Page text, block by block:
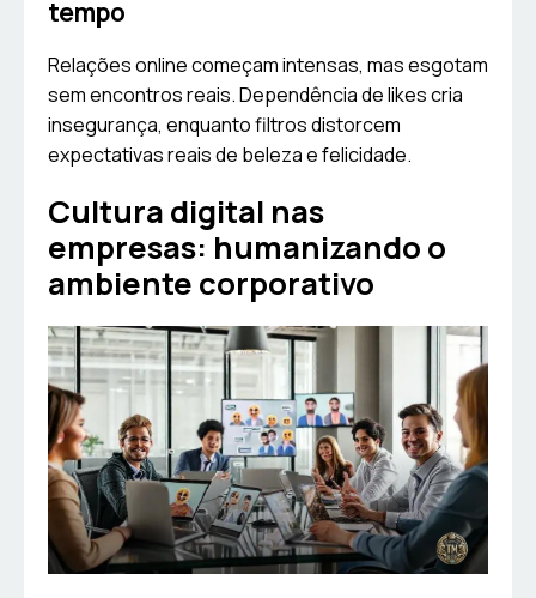
tempo
Relações online começam intensas, mas esgotam
sem encontros reais. Dependência de likes cria
insegurança, enquanto filtros distorcem
expectativas reais de beleza e felicidade.
Cultura digital nas
empresas: humanizando o
ambiente corporativo